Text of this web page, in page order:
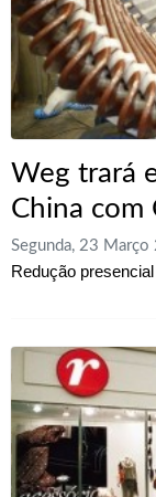
Weg trará
China com
Segunda, 23 Março
Redução